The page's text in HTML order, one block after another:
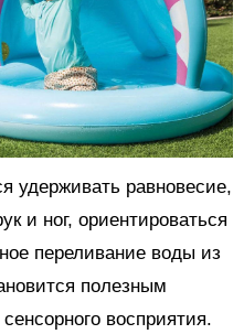
удерживать равновесие,
и ног, ориентироваться
переливание воды из
полезным
восприятия.